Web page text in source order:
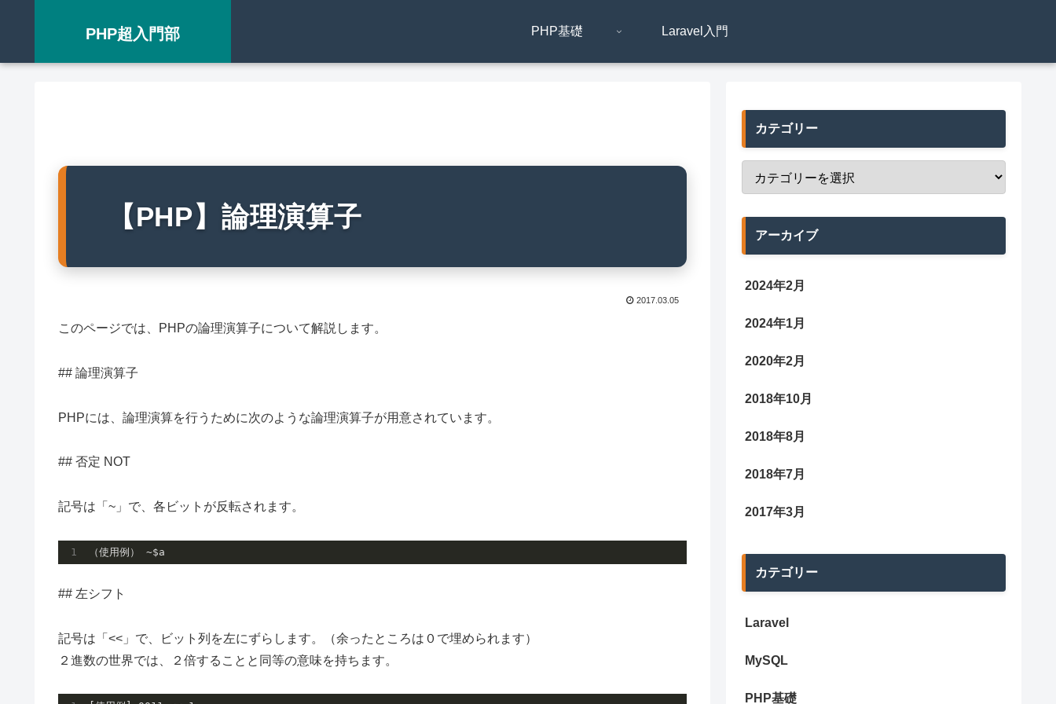
PHP超入門部 PHP基礎 Laravel入門
【PHP】論理演算子
2017.03.05
このページでは、PHPの論理演算子について解説します。
## 論理演算子
PHPには、論理演算を行うために次のような論理演算子が用意されています。
## 否定 NOT
記号は「~」で、各ビットが反転されます。
## 左シフト
記号は「<<」で、ビット列を左にずらします。（余ったところは０で埋められます）
２進数の世界では、２倍することと同等の意味を持ちます。
カテゴリー
アーカイブ
2024年2月
2024年1月
2020年2月
2018年10月
2018年8月
2018年7月
2017年3月
カテゴリー
Laravel
MySQL
PHP基礎